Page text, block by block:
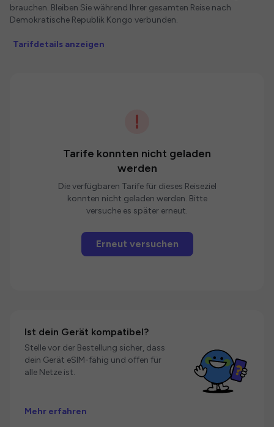
brauchen. Bleiben Sie während Ihrer gesamten Reise nach
Demokratische Republik Kongo verbunden.
Tarifdetails anzeigen
Tarife konnten nicht geladen
werden
Die verfügbaren Tarife für dieses Reiseziel
konnten nicht geladen werden. Bitte
versuche es später erneut.
Erneut versuchen
Ist dein Gerät kompatibel?
Stelle vor der Bestellung sicher, dass
dein Gerät eSIM-fähig und offen für
alle Netze ist.
Mehr erfahren